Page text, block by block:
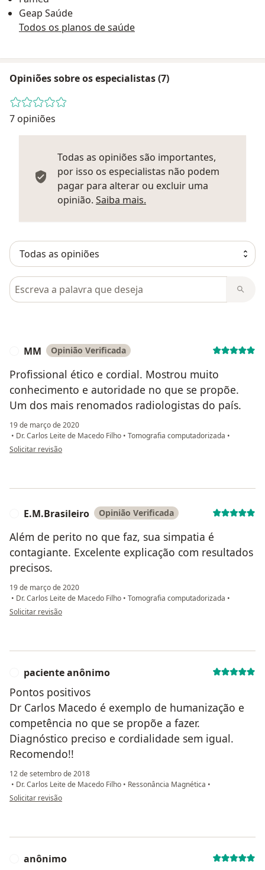
Geap Saúde
Todos os planos de saúde
Opiniões sobre os especialistas (7)
7 opiniões
Todas as opiniões são importantes,
por isso os especialistas não podem
pagar para alterar ou excluir uma
opinião. Saiba mais.
Pesquisar em opiniões
MM Opinião Verificada
Profissional ético e cordial. Mostrou muito
conhecimento e autoridade no que se propõe.
Um dos mais renomados radiologistas do país.
19 de março de 2020
• Dr. Carlos Leite de Macedo Filho • Tomografia computadorizada •
na opinião do utilizador MM
Solicitar revisão
E.M.Brasileiro Opinião Verificada
Além de perito no que faz, sua simpatia é
contagiante. Excelente explicação com resultados
precisos.
19 de março de 2020
• Dr. Carlos Leite de Macedo Filho • Tomografia computadorizada •
na opinião do utilizador E.M.Brasileiro
Solicitar revisão
paciente anônimo
Pontos positivos
Dr Carlos Macedo é exemplo de humanização e
competência no que se propõe a fazer.
Diagnóstico preciso e cordialidade sem igual.
Recomendo!!
12 de setembro de 2018
• Dr. Carlos Leite de Macedo Filho • Ressonância Magnética •
na opinião do utilizador paciente anônimo
Solicitar revisão
anônimo